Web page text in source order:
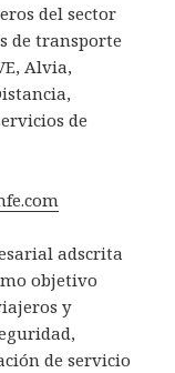
del sector
de transporte
Alvia,
de
adscrita
objetivo
y
de servicio